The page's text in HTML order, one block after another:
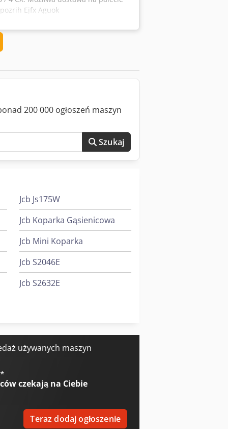
Ejfx Aguok
200 000 ogłoszeń maszyn
Szukaj
Jcb Js175W
Jcb Koparka Gąsienicowa
Jcb Mini Koparka
Jcb S2046E
Jcb S2632E
używanych maszyn
*
czekają na Ciebie
Teraz dodaj ogłoszenie